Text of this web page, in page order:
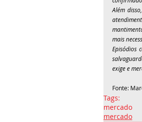
Além
mais
Episódios
exige e
Fonte:
Tags:
mercado
mercado